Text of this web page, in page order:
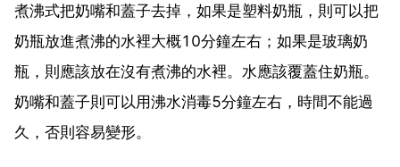
煮沸式把奶嘴和蓋子去掉，如果是塑料奶瓶，則可以把
奶瓶放進煮沸的水裡大概10分鐘左右；如果是玻璃奶
瓶，則應該放在沒有煮沸的水裡。水應該覆蓋住奶瓶。
奶嘴和蓋子則可以用沸水消毒5分鐘左右，時間不能過
久，否則容易變形。